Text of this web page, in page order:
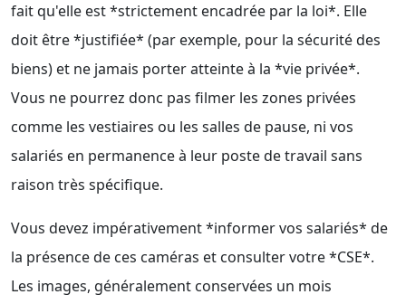
fait qu'elle est *strictement encadrée par la loi*. Elle
doit être *justifiée* (par exemple, pour la sécurité des
biens) et ne jamais porter atteinte à la *vie privée*.
Vous ne pourrez donc pas filmer les zones privées
comme les vestiaires ou les salles de pause, ni vos
salariés en permanence à leur poste de travail sans
raison très spécifique.
Vous devez impérativement *informer vos salariés* de
la présence de ces caméras et consulter votre *CSE*.
Les images, généralement conservées un mois